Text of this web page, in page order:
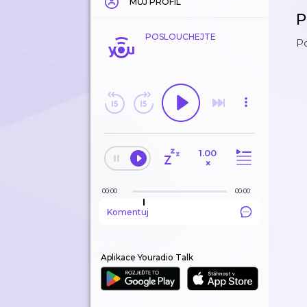
POSLOUCHEJTE
1.00
×
00:00 00:00
Komentuj
Aplikace Youradio Talk